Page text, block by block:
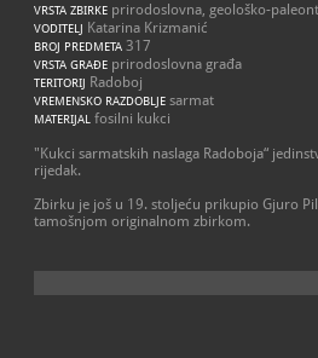
VRSTA ZBIRKE prirodoslovna, geološko-
VODITELJ Katarina Krizmanić
BROJ PREDMETA 317
VRSTA GRAĐE prirodoslovna građa
TERITORIJ Radoboj
VREMENSKO RAZDOBLJE sarmat
MATERIJAL fosilni kukci
"Kukci sarmatskih naslaga Radoboja“
rijedak.
Zbirku je još u 19. stoljeću prikupio Gjuro
tamošnjom originalnom zbirkom.